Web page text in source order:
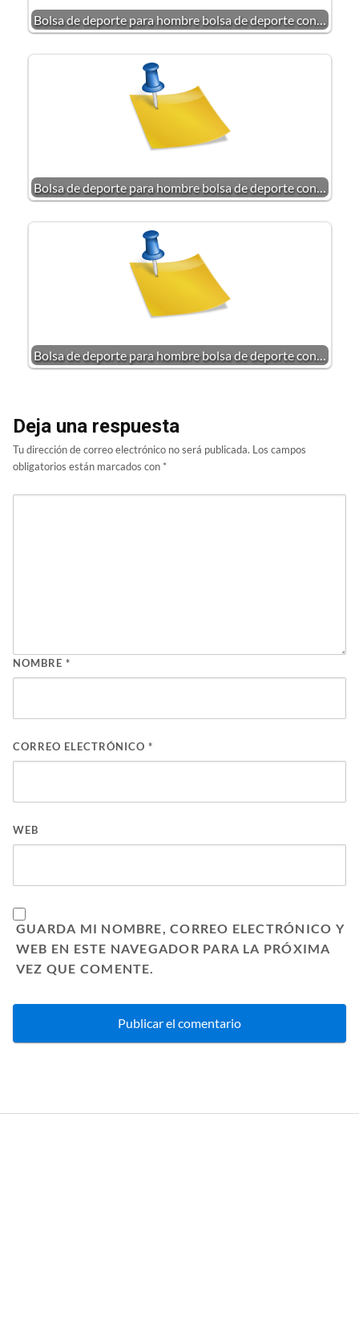
Bolsa de deporte para hombre bolsa de deporte con…
Bolsa de deporte para hombre bolsa de deporte con…
Bolsa de deporte para hombre bolsa de deporte con…
Deja una respuesta
Tu dirección de correo electrónico no será publicada. Los campos
obligatorios están marcados con *
NOMBRE *
CORREO ELECTRÓNICO *
WEB
GUARDA MI NOMBRE, CORREO ELECTRÓNICO Y
WEB EN ESTE NAVEGADOR PARA LA PRÓXIMA
VEZ QUE COMENTE.